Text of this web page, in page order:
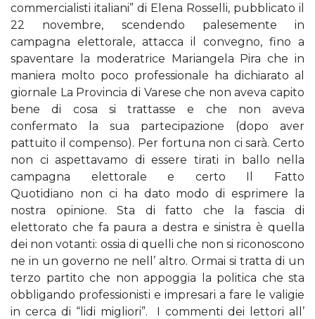
commercialisti italiani” di Elena Rosselli, pubblicato il
22 novembre, scendendo palesemente in
campagna elettorale, attacca il convegno, fino a
spaventare la moderatrice Mariangela Pira che in
maniera molto poco professionale ha dichiarato al
giornale La Provincia di Varese che non aveva capito
bene di cosa si trattasse e che non aveva
confermato la sua partecipazione (dopo aver
pattuito il compenso). Per fortuna non ci sarà. Certo
non ci aspettavamo di essere tirati in ballo nella
campagna elettorale e certo Il Fatto
Quotidiano non ci ha dato modo di esprimere la
nostra opinione. Sta di fatto che la fascia di
elettorato che fa paura a destra e sinistra è quella
dei non votanti: ossia di quelli che non si riconoscono
ne in un governo ne nell’ altro. Ormai si tratta di un
terzo partito che non appoggia la politica che sta
obbligando professionisti e impresari a fare le valigie
in cerca di “lidi migliori”. I commenti dei lettori all’